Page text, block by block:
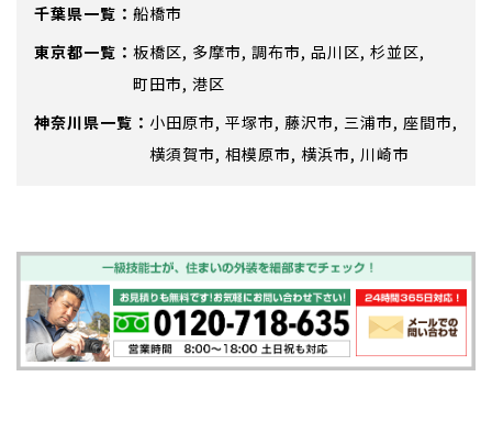
千葉県
船橋市
東京都
板橋区 多摩市 調布市 品川区 杉並区
町田市 港区
神奈川県
小田原市 平塚市 藤沢市 三浦市 座間市
横須賀市 相模原市 横浜市 川崎市